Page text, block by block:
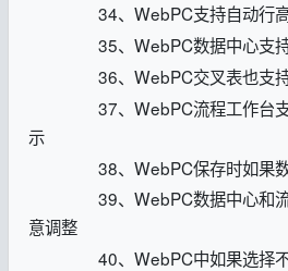
34、WebPC支持自动行
35、WebPC数据中心支
36、WebPC交叉表也支
37、WebPC流程工作台
示
38、WebPC保存时如果
39、WebPC数据中心和
意调整
40、WebPC中如果选择